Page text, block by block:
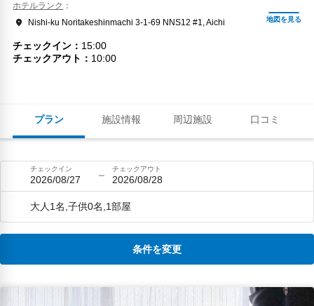
プラン 施設情報 周辺施設 口コミ
ホテルランク
Nishi-ku Noritakeshinmachi 3-1-69 NNS12 #1, Aichi
チェックイン
15:00
チェックアウト
10:00
チェックイン
2026/08/27
チェックアウト
2026/08/28
大人1名,子供0名,1部屋
条件を変更